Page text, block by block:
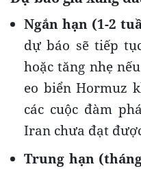
Ngắn hạn (1-2
dự báo sẽ tiếp
hoặc tăng nhẹ
eo biển Hormuz
các cuộc đàm
Iran chưa đạt
Trung hạn